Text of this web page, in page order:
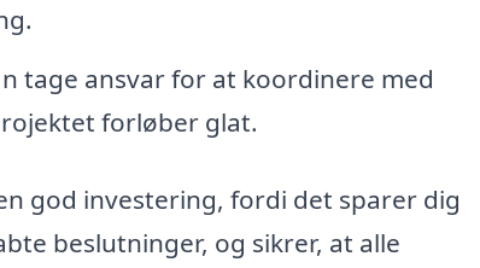
tage ansvar for at koordinere med
forløber glat.
god investering, fordi det sparer dig
beslutninger, og sikrer, at alle